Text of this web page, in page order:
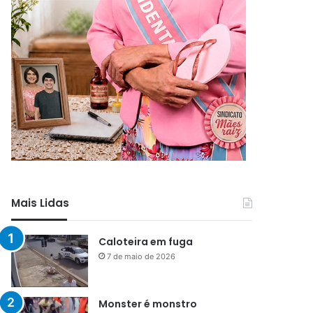
Mais Lidas
Caloteira em fuga
7 de maio de 2026
Monster é monstro